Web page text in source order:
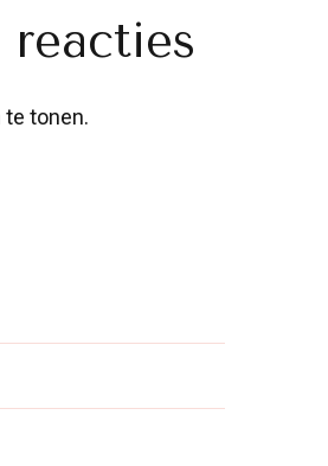
reacties
te tonen.